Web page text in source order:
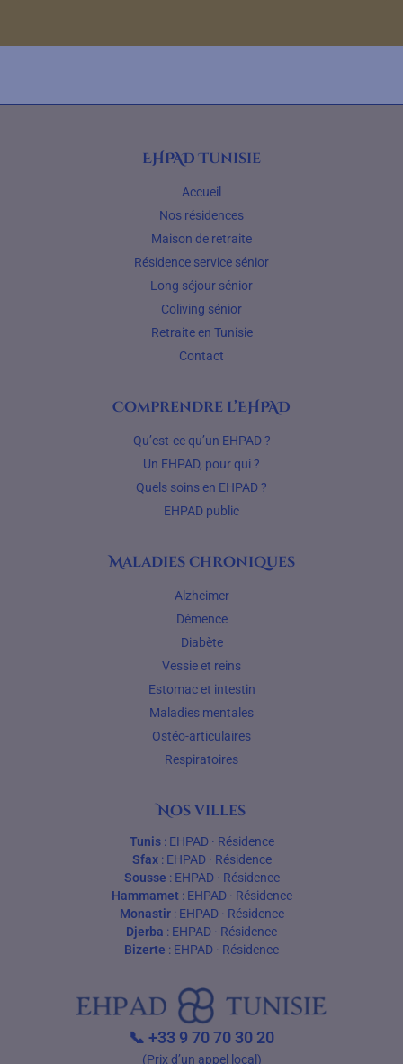
EHPAD Tunisie
Accueil
Nos résidences
Maison de retraite
Résidence service sénior
Long séjour sénior
Coliving sénior
Retraite en Tunisie
Contact
Comprendre l’EHPAD
Qu’est-ce qu’un EHPAD ?
Un EHPAD, pour qui ?
Quels soins en EHPAD ?
EHPAD public
Maladies chroniques
Alzheimer
Démence
Diabète
Vessie et reins
Estomac et intestin
Maladies mentales
Ostéo-articulaires
Respiratoires
Nos villes
Tunis: EHPAD· Résidence
Sfax: EHPAD· Résidence
Sousse : EHPAD· Résidence
Hammamet: EHPAD· Résidence
Monastir: EHPAD· Résidence
Djerba : EHPAD · Résidence
Bizerte : EHPAD · Résidence
📞 +33 9 70 70 30 20
(Prix d’un appel local)